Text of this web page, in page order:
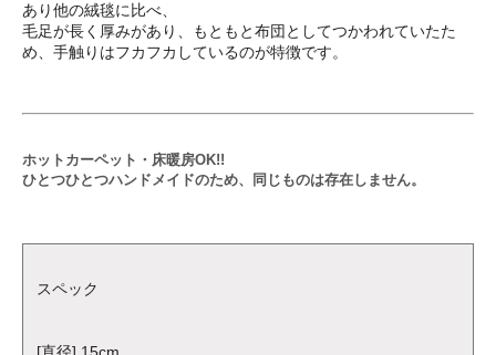
あり他の絨毯に比べ、
毛足が長く厚みがあり、もともと布団としてつかわれていたた
め、手触りはフカフカしているのが特徴です。
ホットカーペット・床暖房OK!!
ひとつひとつハンドメイドのため、同じものは存在しません。
スペック